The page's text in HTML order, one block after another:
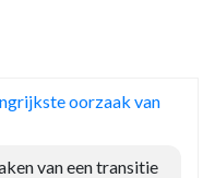
oorzaak van
van een transitie